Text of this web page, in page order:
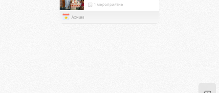
1 мероприятие
Афиша